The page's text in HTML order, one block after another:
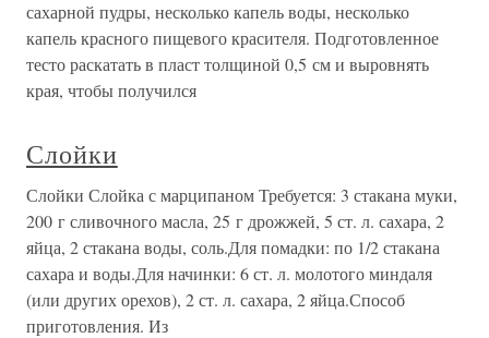
сахарной пудры, несколько капель воды, несколько
капель красного пищевого красителя. Подготовленное
тесто раскатать в пласт толщиной 0,5 см и выровнять
края, чтобы получился
Слойки
Слойки Слойка с марципаном Требуется: 3 стакана муки,
200 г сливочного масла, 25 г дрожжей, 5 ст. л. сахара, 2
яйца, 2 стакана воды, соль.Для помадки: по 1/2 стакана
сахара и воды.Для начинки: 6 ст. л. молотого миндаля
(или других орехов), 2 ст. л. сахара, 2 яйца.Способ
приготовления. Из